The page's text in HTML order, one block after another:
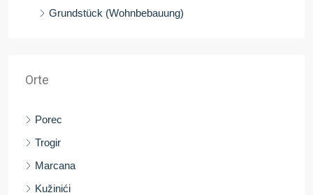
Grundstück (Wohnbebauung)
Orte
Porec
Trogir
Marcana
Kužinići